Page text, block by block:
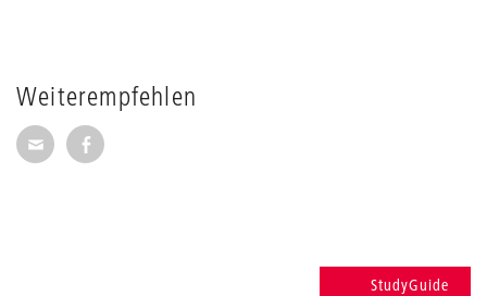
Weiterempfehlen
Seite per E-Mail weiterempfehlen
Seite auf Facebook weiterempfehlen
StudyGuide